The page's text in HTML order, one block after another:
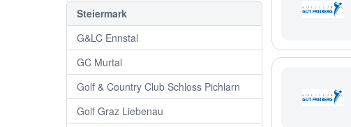
Steiermark
G&LC Ennstal
GC Murtal
Golf & Country Club Schloss Pichlarn
Golf Graz Liebenau